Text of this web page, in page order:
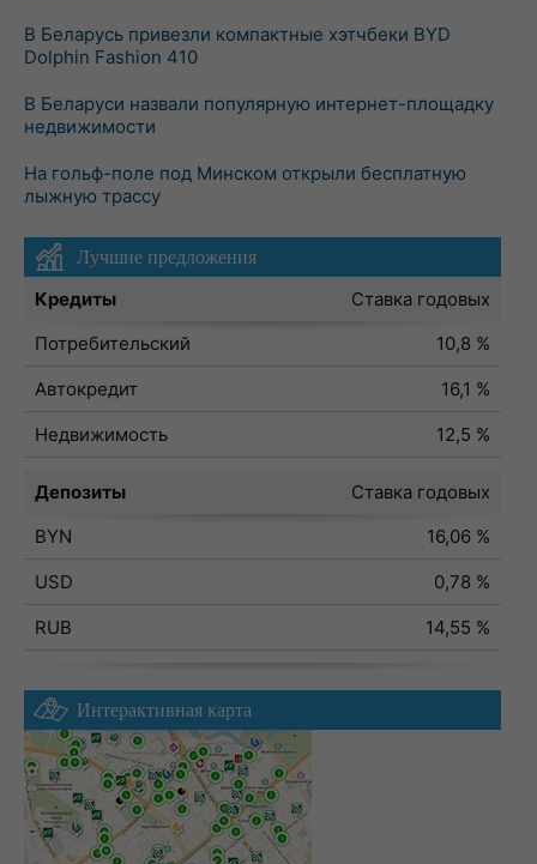
В Беларусь привезли компактные хэтчбеки BYD
Dolphin Fashion 410
В Беларуси назвали популярную интернет-площадку
недвижимости
На гольф-поле под Минском открыли бесплатную
лыжную трассу
Лучшие предложения
Кредиты
Ставка годовых
Потребительский
10,8 %
Автокредит
16,1 %
Недвижимость
12,5 %
Депозиты
Ставка годовых
BYN
16,06 %
USD
0,78 %
RUB
14,55 %
Интерактивная карта